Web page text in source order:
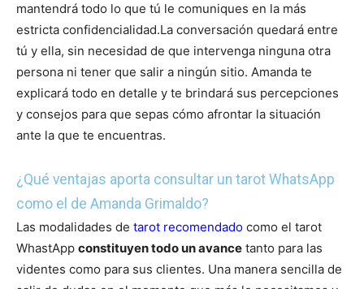
mantendrá todo lo que tú le comuniques en la más
estricta confidencialidad.La conversación quedará entre
tú y ella, sin necesidad de que intervenga ninguna otra
persona ni tener que salir a ningún sitio. Amanda te
explicará todo en detalle y te brindará sus percepciones
y consejos para que sepas cómo afrontar la situación
ante la que te encuentras.
¿Qué ventajas aporta consultar un tarot WhatsApp
como el de Amanda Grimaldo?
Las modalidades de tarot recomendado como el tarot
WhastApp constituyen todo un avance tanto para las
videntes como para sus clientes. Una manera sencilla de